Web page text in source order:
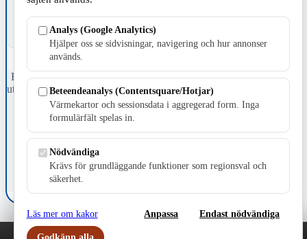
Fristående webbtidningsföretag grundat 1991 som sedan 2002 ger
ut tidningen Skillingaryd.nu och 2010 lanserades Värnamo.nu. Från
april 2026 omfattar Skillingaryd.nu tre kommuner: Gnosjö,
Värnamo och Vaggeryds kommun.
Kontakta oss
E-post: redaktionen@skillingaryd.nu
Postadress: Gisslaköp 1, 568 92 Skillingaryd
Analys (Google Analytics)
Hjälper oss se sidvisningar, navigering och hur annonser
används.
Beteendeanalys (Contentsquare/Hotjar)
Värmekartor och sessionsdata i aggregerad form. Inga
formulärfält spelas in.
Nödvändiga
Krävs för grundläggande funktioner som regionsval och
säkerhet.
Läs mer om kakor Anpassa Endast nödvändiga